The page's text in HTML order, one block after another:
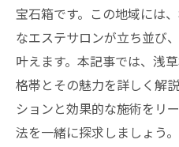
宝石箱です。この地域には
なエステサロンが立ち並び
叶えます。本記事では、浅
格帯とその魅力を詳しく解
ションと効果的な施術をリ
法を一緒に探求しましょう。